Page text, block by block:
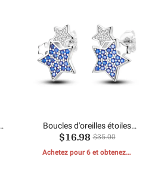
Boucles d'oreilles étoiles
scintillantes
$16.98 $35.00
Achetez pour 6 et obtenez 1